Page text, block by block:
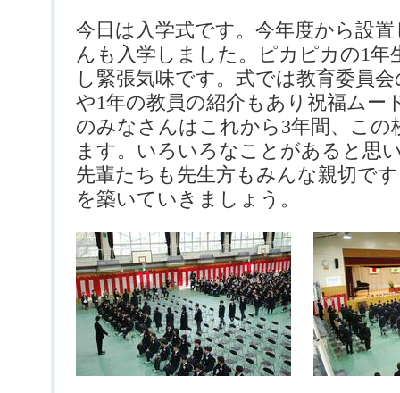
今日は入学式です。今年度から設
んも入学しました。ピカピカの1年
し緊張気味です。式では教育委員
や1年の教員の紹介もあり祝福ムー
のみなさんはこれから3年間、こ
ます。いろいろなことがあると思
先輩たちも先生方もみんな親切で
を築いていきましょう。